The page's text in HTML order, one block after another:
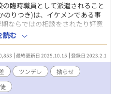
臨時職員として派遣されること
のりつき)は、イケメンである事
ならではの相談をされたり好意
ていた。 そんな中、3年の将吾
ょっと特別な存在になっていっ
から特別な感情を生徒に持つこと
う、なるべくみんなと同じよう
目はチャラいけど実は健気でメ
な将吾に翻弄されどんどん心が
関係はどうなっていくのか…
読む
最終更新日 2025.10.15 登録日 2023.2.1
ツンデレ
拗らせ